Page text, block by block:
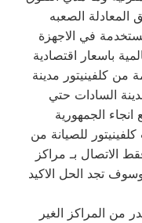
الصعبه
في الاجهزة
باسعار اقتصادية
كلفينيتور مدينة
السادات حتي
الجمهورية
للصيانة من
الاتصال بـ مراكز
تجد الحل الاكيد
من المراكز الغير